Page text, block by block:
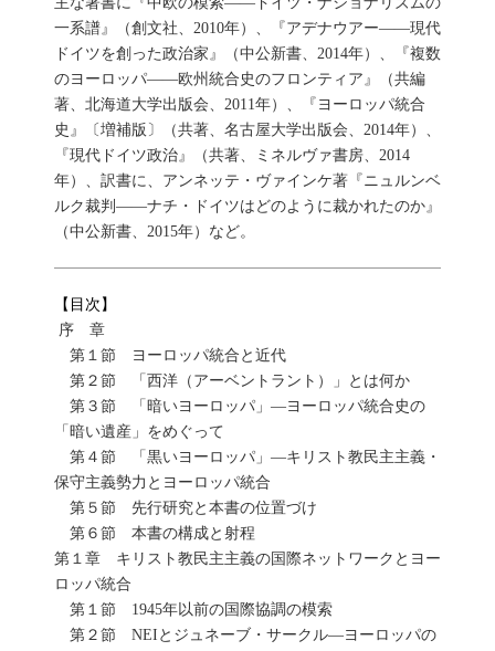
一系譜』（創文社、2010年）、『アデナウアー――現代
ドイツを創った政治家』（中公新書、2014年）、『複数
のヨーロッパ――欧州統合史のフロンティア』（共編
著、北海道大学出版会、2011年）、『ヨーロッパ統合
史』〔増補版〕（共著、名古屋大学出版会、2014年）、
『現代ドイツ政治』（共著、ミネルヴァ書房、2014
年）、訳書に、アンネッテ・ヴァインケ著『ニュルンベ
ルク裁判――ナチ・ドイツはどのように裁かれたのか』
（中公新書、2015年）など。
【目次】
序 章
第１節 ヨーロッパ統合と近代
第２節 「西洋（アーベントラント）」とは何か
第３節 「暗いヨーロッパ」―ヨーロッパ統合史の
「暗い遺産」をめぐって
第４節 「黒いヨーロッパ」―キリスト教民主主義・
保守主義勢力とヨーロッパ統合
第５節 先行研究と本書の位置づけ
第６節 本書の構成と射程
第１章 キリスト教民主主義の国際ネットワークとヨー
ロッパ統合
第１節 1945年以前の国際協調の模索
第２節 NEIとジュネーブ・サークル―ヨーロッパの